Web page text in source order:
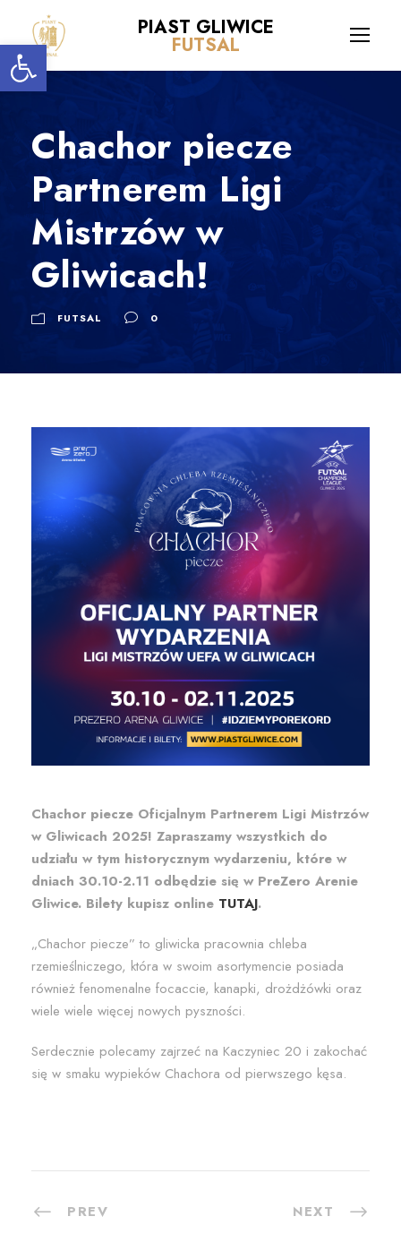
Open toolbar
PIAST GLIWICE
FUTSAL
Chachor piecze
Partnerem Ligi
Mistrzów w
Gliwicach!
FUTSAL 0
Chachor piecze Oficjalnym Partnerem Ligi Mistrzów
w Gliwicach 2025! Zapraszamy wszystkich do
udziału w tym historycznym wydarzeniu, które w
dniach 30.10-2.11 odbędzie się w PreZero Arenie
Gliwice. Bilety kupisz online TUTAJ.
„Chachor piecze” to gliwicka pracownia chleba
rzemieślniczego, która w swoim asortymencie posiada
również fenomenalne focaccie, kanapki, drożdżówki oraz
wiele wiele więcej nowych pyszności.
Serdecznie polecamy zajrzeć na Kaczyniec 20 i zakochać
się w smaku wypieków Chachora od pierwszego kęsa.
PREV NEXT